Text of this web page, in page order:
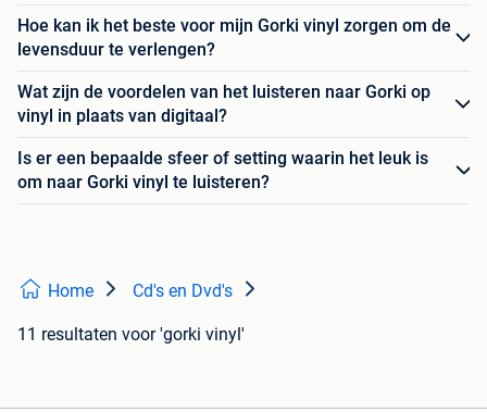
Hoe kan ik het beste voor mijn Gorki vinyl zorgen om de
levensduur te verlengen?
Wat zijn de voordelen van het luisteren naar Gorki op
vinyl in plaats van digitaal?
Is er een bepaalde sfeer of setting waarin het leuk is
om naar Gorki vinyl te luisteren?
Home Cd's en Dvd's
11 resultaten voor 'gorki vinyl'